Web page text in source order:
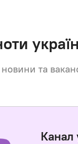
Канал
та